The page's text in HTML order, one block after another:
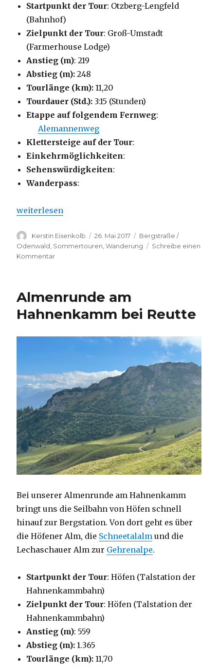
Startpunkt der Tour: Otzberg-Lengfeld
(Bahnhof)
Zielpunkt der Tour: Groß-Umstadt
(Farmerhouse Lodge)
Anstieg (m): 219
Abstieg (m): 248
Tourlänge (km):11,20
Tourdauer (Std.): 3:15 (Stunden)
Etappe auf folgendem Fernweg:
Alemannenweg
Klettersteige auf der Tour:
Einkehrmöglichkeiten:
Sehenswürdigkeiten:
Wanderpass:
„Alemannenweg – Zur Veste Otzberg und zurück
weiterlesen
Autor
Kerstin Eisenkolb
Veröffentlicht
am
26. Mai 2017 Kategorien
Bergstraße /
Odenwald Sommertouren ,Wanderung
Schreibe einen
Kommentarzu
Veste
und
nach
Almenrunde am
Hahnenkamm bei Reutte
Bei unserer Almenrunde am Hahnenkamm
bringt uns die Seilbahn von Höfen schnell
hinauf zur Bergstation. Von dort geht es über
die Höfener Alm, die Schneetalalm und die
Lechaschauer Alm zur Gehrenalpe.
Startpunkt der Tour: Höfen (Talstation der
Hahnenkammbahn)
Zielpunkt der Tour: Höfen (Talstation der
Hahnenkammbahn)
Anstieg (m): 559
Abstieg (m): 1.365
Tourlänge (km):11,70